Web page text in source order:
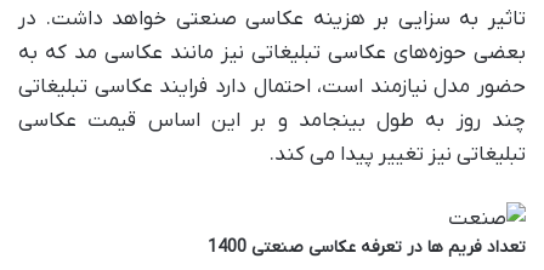
تاثیر به سزایی بر هزینه عکاسی صنعتی خواهد داشت. در
بعضی حوزه‌های عکاسی تبلیغاتی نیز مانند عکاسی مد که به
حضور مدل نیازمند است، احتمال دارد فرایند عکاسی تبلیغاتی
چند روز به طول بینجامد و بر این اساس قیمت عکاسی
تبلیغاتی نیز تغییر پیدا می کند.
تعداد فریم ها در تعرفه عکاسی صنعتی 1400